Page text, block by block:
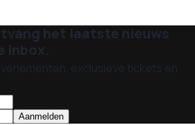
het laatste nieuws
inbox.
exclusieve tickets en